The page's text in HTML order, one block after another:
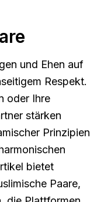
und Ehen auf
Respekt.
oder Ihre
stärken
Prinzipien
bietet
Paare,